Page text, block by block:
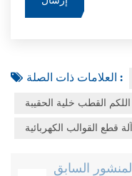
العلامات ذات الصلة :
اللكم القطب خلية الحقيبة
آلة قطع القوالب الكهربائية
المنشور السابق